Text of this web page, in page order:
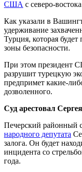
США с северо-
Как указали в
удерживание
Турция, которая
зоны безопасности.
При этом президент
разрушит турецкую
предпримет какие-
дозволенного.
Суд арестовал
Печерский районный
народного депутата
залога. Он будет
инцидента со
года.